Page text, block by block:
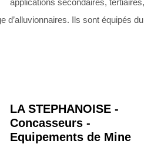
d’alluvionnaires. Ils sont équipés du
LA STEPHANOISE -
Concasseurs -
Equipements de Mine